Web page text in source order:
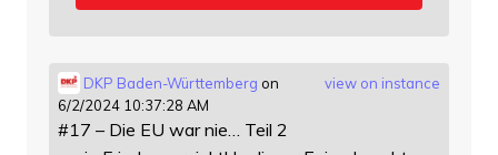
view on instance
DKP Baden-Württemberg on
6/2/2024 10:37:28 AM
#17 – Die EU war nie… Teil 2